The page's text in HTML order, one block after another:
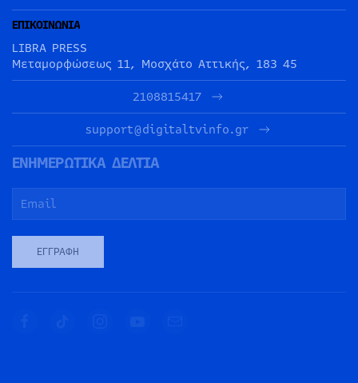
ΕΠΙΚΟΙΝΩΝΙΑ
LIBRA PRESS
Μεταμορφώσεως 11, Μοσχάτο Αττικής, 183 45
2108815417
support@digitaltvinfo.gr
ΕΝΗΜΕΡΩΤΙΚΑ ΔΕΛΤΙΑ
ΕΓΓΡΑΦΉ